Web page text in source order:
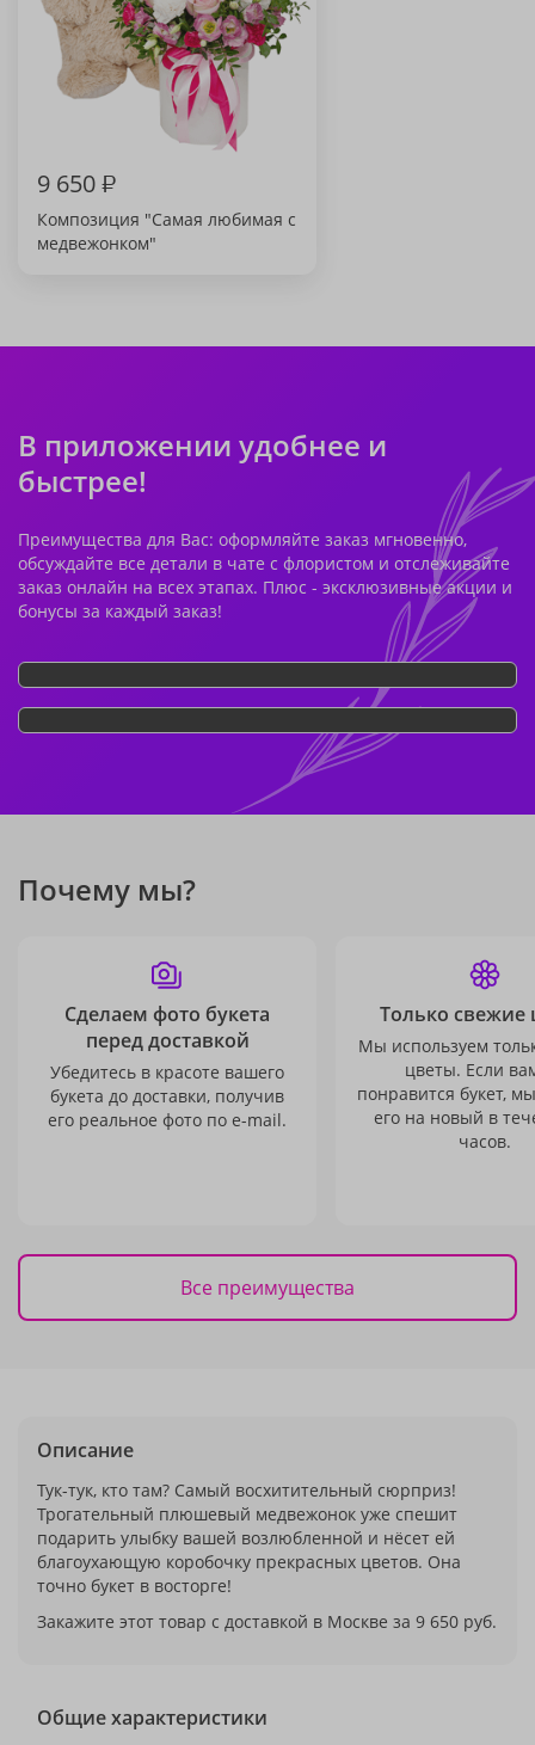
9 650₽
Композиция "Самая любимая с
медвежонком"
В приложении удобнее и
быстрее!
Преимущества для Вас: оформляйте заказ мгновенно,
обсуждайте все детали в чате с флористом и отслеживайте
заказ онлайн на всех этапах. Плюс - эксклюзивные акции и
бонусы за каждый заказ!
Почему мы?
Сделаем фото букета
перед доставкой
Убедитесь в красоте вашего
букета до доставки, получив
его реальное фото по e-mail.
Только свежие
Мы используем
цветы. Если
понравится букет,
его на новый в
часов.
Все преимущества
Описание
Тук-тук, кто там? Самый восхитительный сюрприз!
Трогательный плюшевый медвежонок уже спешит
подарить улыбку вашей возлюбленной и нёсет ей
благоухающую коробочку прекрасных цветов. Она
точно букет в восторге!
Закажите этот товар с доставкой в Москве за 9 650 руб.
Общие характеристики